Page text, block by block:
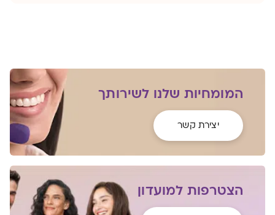
המומחיות שלנו לשירותך
יצירת קשר
הצטרפות למועדון